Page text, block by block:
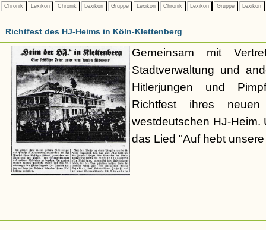
Chronik Lexikon Chronik Lexikon Gruppe Lexikon Chronik Lexikon Gruppe Lexikon
Richtfest des HJ-Heims in Köln-Klettenberg
Gemeinsam mit
Stadtverwaltung und
Hitlerjungen und
Richtfest ihres
westdeutschen HJ-Heim.
das Lied "Auf hebt